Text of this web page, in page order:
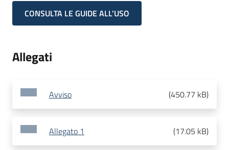
CONSULTA LE GUIDE ALL'USO
Allegati
Avviso (450.77 kB)
Allegato 1 (17.05 kB)